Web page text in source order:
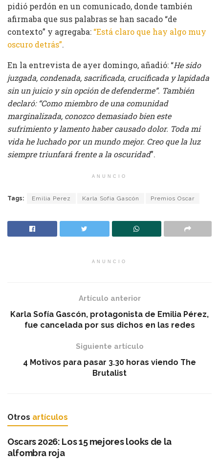
pidió perdón en un comunicado, donde también
afirmaba que sus palabras se han sacado “de
contexto” y agregaba: “Está claro que hay algo muy
oscuro detrás”.
En la entrevista de ayer domingo, añadió: “He sido
juzgada, condenada, sacrificada, crucificada y lapidada
sin un juicio y sin opción de defenderme”. También
declaró: “Como miembro de una comunidad
marginalizada, conozco demasiado bien este
sufrimiento y lamento haber causado dolor. Toda mi
vida he luchado por un mundo mejor. Creo que la luz
siempre triunfará frente a la oscuridad”.
ANUNCIO
Tags: Emilia Perez Karla Sofia Gascón Premios Oscar
ANUNCIO
Artículo anterior
Karla Sofía Gascón, protagonista de Emilia Pérez,
fue cancelada por sus dichos en las redes
Siguiente artículo
4 Motivos para pasar 3.30 horas viendo The
Brutalist
Otros artículos
Oscars 2026: Los 15 mejores looks de la
alfombra roja